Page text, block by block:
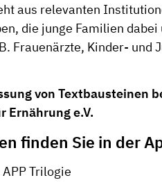
aus relevanten
die junge Familien
Frauenärzte, Kinder- und
von Textbausteinen
Ernährung e.V.
finden Sie in der
Trilogie